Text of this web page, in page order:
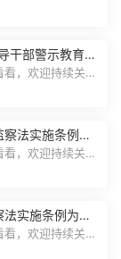
本文...
干部警示教育会
看，欢迎持续关
本文...
法实施条例》
看，欢迎持续关
本文...
实施条例为纲
看，欢迎持续关
本文...